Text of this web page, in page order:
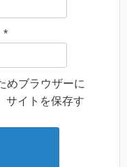
*
めブラウザーに
サイトを保存す